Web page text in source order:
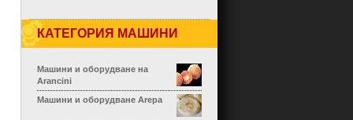
КАТЕГОРИЯ МАШИНИ
Машини и оборудване на
Arancini
Машини и оборудване Arepa